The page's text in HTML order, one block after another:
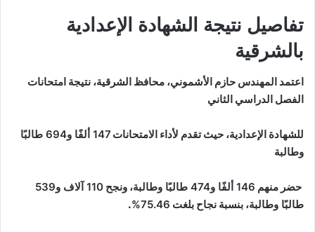
تفاصيل نتيجة الشهادة الإعدادية
بالشرقية
اعتمد المهندس حازم الأشموني، محافظ الشرقية، نتيجة امتحانات
الفصل الدراسي الثاني
للشهادة الإعدادية، حيث تقدم لأداء الامتحانات
147 ألفًا و694 طالبًا
وطالبة
حضر منهم 146 ألفًا و474 طالبًا وطالبة ، ونجح
110 آلاف و539
طالبًا وطالبة، بنسبة نجاح بلغت 75.46%
.